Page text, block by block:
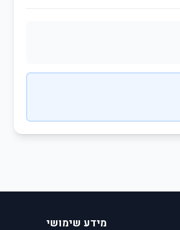
מידע שימושי